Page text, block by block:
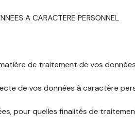
A CARACTERE PERSONNEL
de traitement de vos
de vos données à caractère
pour quelles finalités de